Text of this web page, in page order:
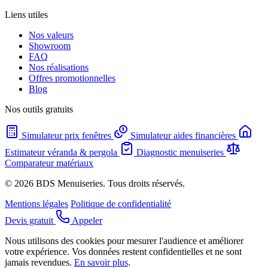
Liens utiles
Nos valeurs
Showroom
FAQ
Nos réalisations
Offres promotionnelles
Blog
Nos outils gratuits
Simulateur prix fenêtres
Simulateur aides financières
Estimateur véranda & pergola
Diagnostic menuiseries
Comparateur matériaux
© 2026 BDS Menuiseries. Tous droits réservés.
Mentions légales Politique de confidentialité
Devis gratuit
Appeler
Nous utilisons des cookies pour mesurer l'audience et améliorer
votre expérience. Vos données restent confidentielles et ne sont
jamais revendues. En savoir plus.